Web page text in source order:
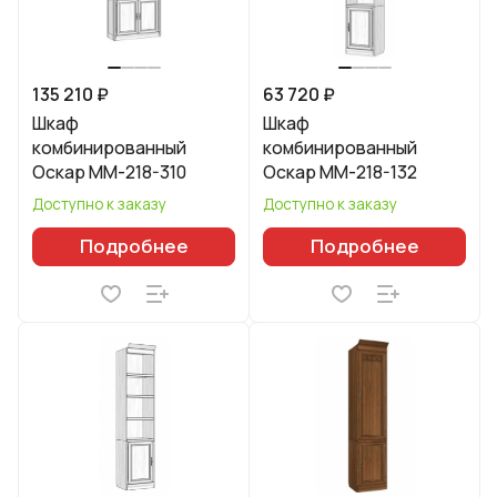
135 210 ₽
Шкаф
комбинированный
Оскар ММ-218-310
Доступно к заказу
Подробнее
63 720 ₽
Шкаф
комбинированный
Оскар ММ-218-132
Доступно к заказу
Подробнее